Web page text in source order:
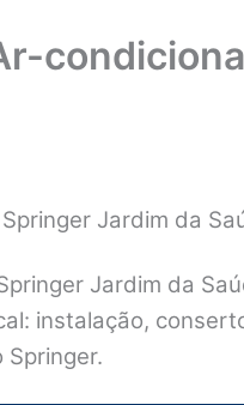
Jardim da
Jardim da
instalação,